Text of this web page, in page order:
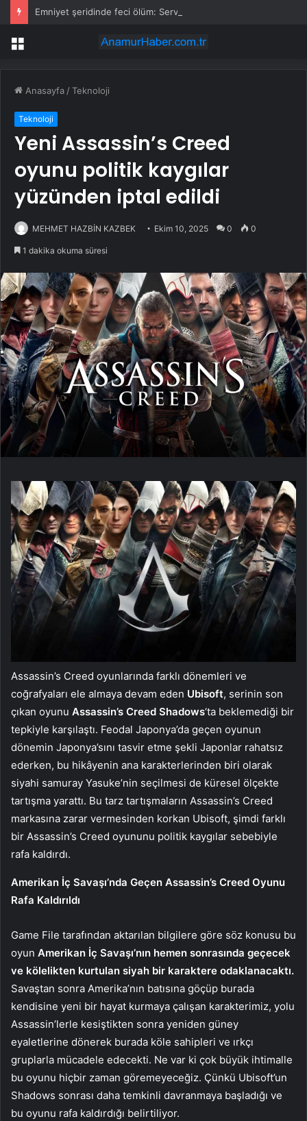
Menü
Anasayfa /Teknoloji
Teknoloji
Yeni Assassin’s Creed
oyunu politik kaygılar
yüzünden iptal edildi
MEHMET HAZBİN KAZBEK Ekim 10, 2025 0 0
1 dakika okuma süresi
Assassin’s Creed oyunlarında farklı dönemleri ve
coğrafyaları ele almaya devam eden Ubisoft, serinin son
çıkan oyunu Assassin’s Creed Shadows‘ta beklemediği bir
tepkiyle karşılaştı. Feodal Japonya’da geçen oyunun
dönemin Japonya’sını tasvir etme şekli Japonlar rahatsız
ederken, bu hikâyenin ana karakterlerinden biri olarak
siyahi samuray Yasuke’nin seçilmesi de küresel ölçekte
tartışma yarattı. Bu tarz tartışmaların Assassin’s Creed
markasına zarar vermesinden korkan Ubisoft, şimdi farklı
bir Assassin’s Creed oyununu politik kaygılar sebebiyle
rafa kaldırdı.
Amerikan İç Savaşı’nda Geçen Assassin’s Creed Oyunu
Rafa Kaldırıldı
Game File tarafından aktarılan bilgilere göre söz konusu bu
oyun Amerikan İç Savaşı’nın hemen sonrasında geçecek
ve kölelikten kurtulan siyah bir karaktere odaklanacaktı.
Savaştan sonra Amerika’nın batısına göçüp burada
kendisine yeni bir hayat kurmaya çalışan karakterimiz, yolu
Assassin’lerle kesiştikten sonra yeniden güney
eyaletlerine dönerek burada köle sahipleri ve ırkçı
gruplarla mücadele edecekti. Ne var ki çok büyük ihtimalle
bu oyunu hiçbir zaman göremeyeceğiz. Çünkü Ubisoft’un
Shadows sonrası daha temkinli davranmaya başladığı ve
bu oyunu rafa kaldırdığı belirtiliyor.